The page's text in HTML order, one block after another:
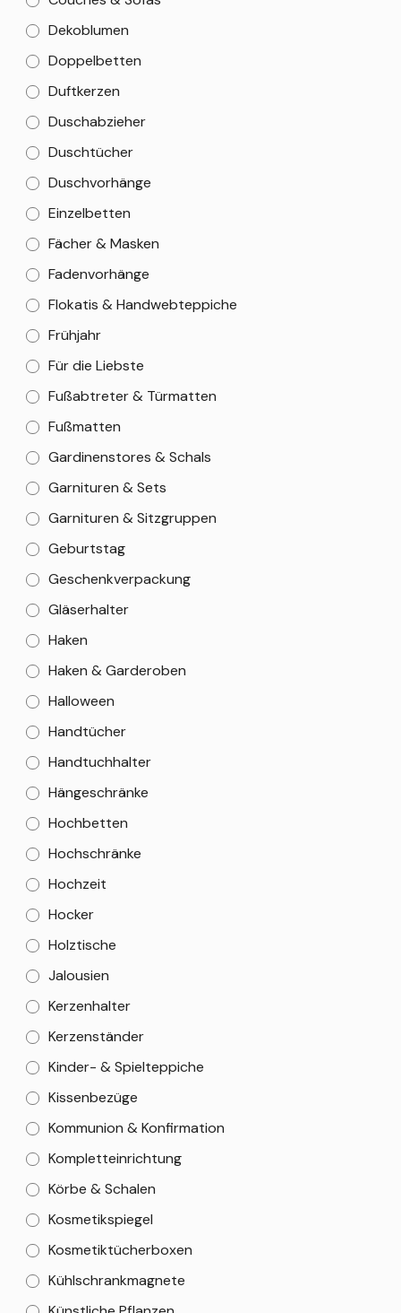
Dekoblumen
Doppelbetten
Duftkerzen
Duschabzieher
Duschtücher
Duschvorhänge
Einzelbetten
Fächer & Masken
Fadenvorhänge
Flokatis & Handwebteppiche
Frühjahr
Für die Liebste
Fußabtreter & Türmatten
Fußmatten
Gardinenstores & Schals
Garnituren & Sets
Garnituren & Sitzgruppen
Geburtstag
Geschenkverpackung
Gläserhalter
Haken
Haken & Garderoben
Halloween
Handtücher
Handtuchhalter
Hängeschränke
Hochbetten
Hochschränke
Hochzeit
Hocker
Holztische
Jalousien
Kerzenhalter
Kerzenständer
Kinder- & Spielteppiche
Kissenbezüge
Kommunion & Konfirmation
Kompletteinrichtung
Körbe & Schalen
Kosmetikspiegel
Kosmetiktücherboxen
Kühlschrankmagnete